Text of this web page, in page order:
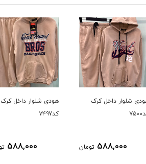
هودی شلوار داخل کرک
588,000
بافت